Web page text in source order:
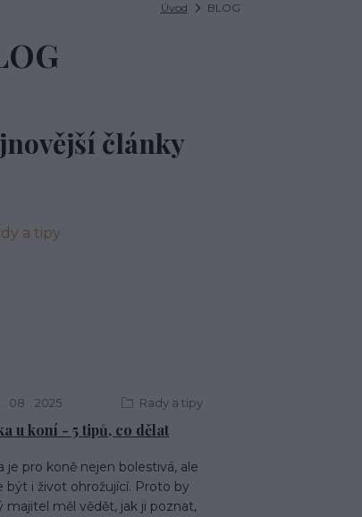
Úvod BLOG
články
u koní - 5 tipů, co dělat
08 2025 Rady a tipy
je pro koně nejen bolestivá, ale
být i život ohrožující. Proto by
majitel měl vědět, jak ji poznat,